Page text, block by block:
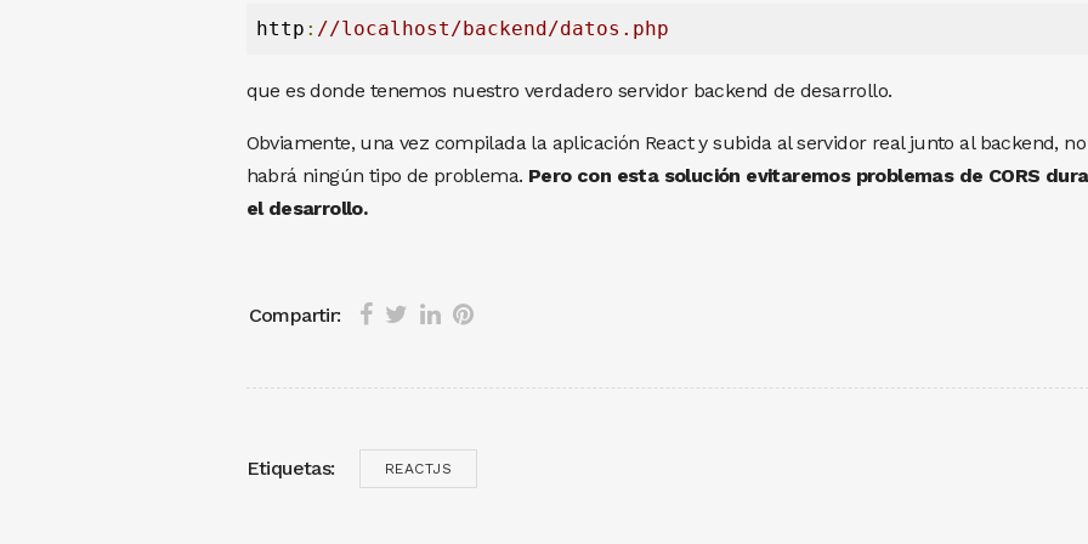
http : //localhost/backend/datos.php
que es donde tenemos nuestro verdadero servidor backend de desarrollo.
Obviamente, una vez compilada la aplicación React y subida al servidor real junto al backend, no
habrá ningún tipo de problema. Pero con esta solución evitaremos problemas de CORS
el desarrollo.
Compartir:
Etiquetas: REACTJS